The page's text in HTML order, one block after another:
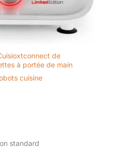
de
à portée de main
cuisine